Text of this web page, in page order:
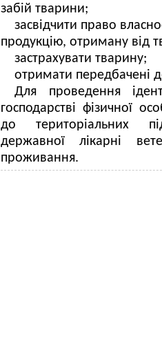
забій тварини;
засвідчити право
продукцію, отриману від
застрахувати тварину;
отримати передбачені
Для проведення
господарстві фізичної
до територіальних
державної лікарні
проживання.